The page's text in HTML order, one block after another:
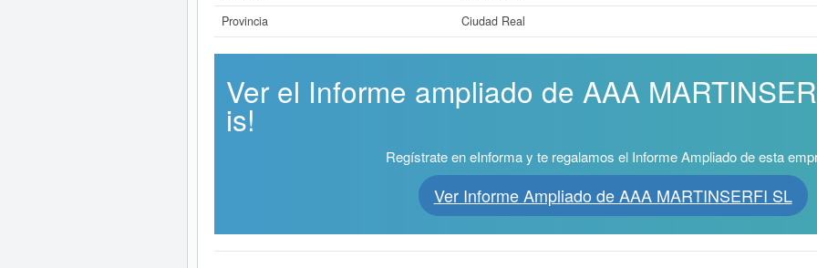
Provincia
Ciudad Real
Ver el Informe ampliado de AAA
is!
Regístrate en eInforma y te regalamos el Informe Ampliado de esta
Ver Informe Ampliado de AAA MARTINSERFI SL